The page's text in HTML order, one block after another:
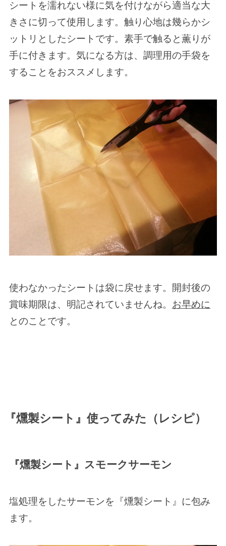
シートを濡れない様に気を付けながら適当な大
きさに切って使用します。触り心地は幾らかシ
ットリとしたシートです。素手で触ると薫りが
手に付きます。気になる方は、調理用の手袋を
することをおススメします。
使わなかったシートは袋に戻せます。開封後の
賞味期限は、明記されていませんね。 お早めに
とのことです。
『燻製シート』使ってみた（レシピ）
『燻製シート』スモークサーモン
塩処理をしたサーモンを『燻製シート』に包み
ます。